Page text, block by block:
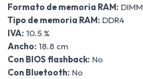
Formato de memoria RAM: DIMM
Tipo de memoria RAM: DDR4
IVA: 10.5 %
Ancho: 18.8 cm
Con BIOS flashback: No
Con Bluetooth: No